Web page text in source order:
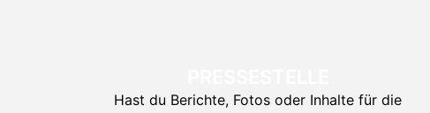
Hast du Berichte, Fotos oder Inhalte für die